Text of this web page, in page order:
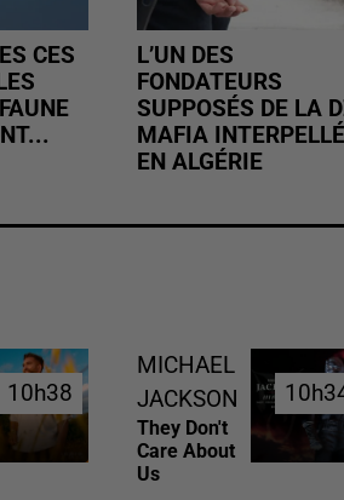
CES
L’UN DES
FONDATEURS
SUPPOSÉS DE LA
MAFIA INTERPELLÉ
EN ALGÉRIE
10h38
10h38
MICHAEL
JACKSON
They Don't
Care About
Us